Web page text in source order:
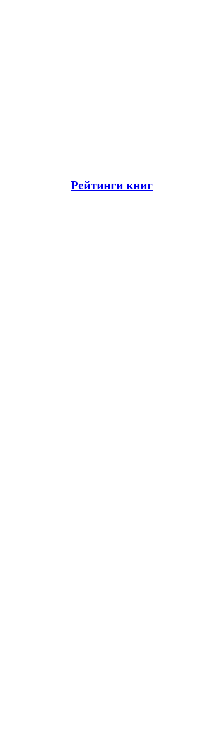
Рейтинги книг